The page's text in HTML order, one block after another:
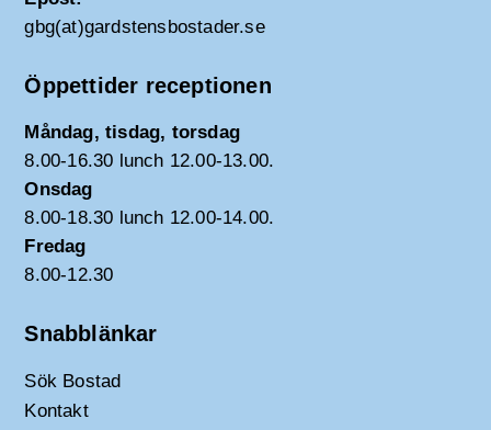
gbg(at)gardstensbostader.se
Öppettider receptionen
Måndag, tisdag, torsdag
8.00-16.30 lunch 12.00-13.00.
Onsdag
8.00-18.30 lunch 12.00-14.00.
Fredag
8.00-12.30
Snabblänkar
Sök Bostad
Kontakt